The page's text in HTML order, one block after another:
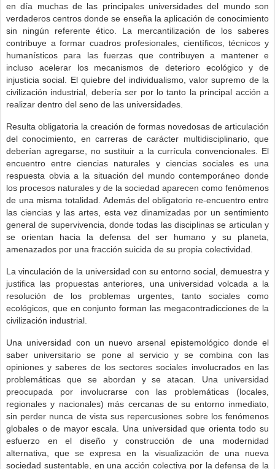
en día muchas de las principales universidades del mundo son
verdaderos centros donde se enseña la aplicación de conocimiento
sin ningún referente ético. La mercantilización de los saberes
contribuye a formar cuadros profesionales, científicos, técnicos y
humanísticos para las fuerzas que contribuyen a mantener e
incluso acelerar los mecanismos de deterioro ecológico y de
injusticia social. El quiebre del individualismo, valor supremo de la
civilización industrial, debería ser por lo tanto la principal acción a
realizar dentro del seno de las universidades.
Resulta obligatoria la creación de formas novedosas de articulación
del conocimiento, en carreras de carácter multidisciplinario, que
deberían agregarse, no sustituir a la currícula convencionales. El
encuentro entre ciencias naturales y ciencias sociales es una
respuesta obvia a la situación del mundo contemporáneo donde
los procesos naturales y de la sociedad aparecen como fenómenos
de una misma totalidad. Además del obligatorio re-encuentro entre
las ciencias y las artes, esta vez dinamizadas por un sentimiento
general de supervivencia, donde todas las disciplinas se articulan y
se orientan hacia la defensa del ser humano y su planeta,
amenazados por una fracción suicida de su propia colectividad.
La vinculación de la universidad con su entorno social, demuestra y
justifica las propuestas anteriores, una universidad volcada a la
resolución de los problemas urgentes, tanto sociales como
ecológicos, que en conjunto forman las megacontradicciones de la
civilización industrial.
Una universidad con un nuevo arsenal epistemológico donde el
saber universitario se pone al servicio y se combina con las
opiniones y saberes de los sectores sociales involucrados en las
problemáticas que se abordan y se atacan. Una universidad
preocupada por involucrarse con las problemáticas (locales,
regionales y nacionales) más cercanas de su entorno inmediato,
sin perder nunca de vista sus repercusiones sobre los fenómenos
globales o de mayor escala. Una universidad que orienta todo su
esfuerzo en el diseño y construcción de una modernidad
alternativa, que se expresa en la visualización de una nueva
sociedad sustentable, en una acción colectiva por la defensa de la